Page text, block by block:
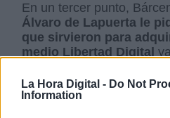
La Hora Digital - Do Not
Information
En un tercer punto,
Álvaro de Lapuerta le
que sirvieron para
medio Libertad Digital
partieron desde el
defendía la autoría de